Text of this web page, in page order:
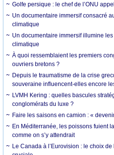
Golfe persique : le chef de l’ONU
Un documentaire immersif consacré
climatique
Un documentaire immersif illumine
climatique
À quoi ressemblaient les premiers
ouvriers bretons ?
Depuis le traumatisme de la crise
souveraine influencent-elles encore
LVMH Kering : quelles bascules
conglomérats du luxe ?
Faire les saisons en camion : «
En Méditerranée, les poissons fuient
comme on s’y attendrait
Le Canada à l’Eurovision : le choix